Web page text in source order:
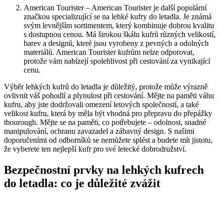
American Tourister – American Tourister je další populární
značkou specializující se na lehké kufry do letadla. Je známá
svým levnějším sortimentem, který kombinuje dobrou kvalitu
s dostupnou cenou. Má širokou škálu kufrů různých velikostí,
barev a designů, které jsou vyrobeny z pevných a odolných
materiálů. American Tourister kufrům nelze odporovat,
protože vám nabízejí spolehlivost při cestování za vynikající
cenu.
Výběr lehkých kufrů do letadla je důležitý, protože může výrazně
ovlivnit váš pohodlí a plynulost při cestování. Mějte na paměti váhu
kufru, aby jste dodržovali omezení letových společností, a také
velikost kufru, která by měla být vhodná pro přepravu do přepážky
thourough. Mějte se na paměti, co potřebujete – odolnost, snadné
manipulování, ochranu zavazadel a zábavný design. S našimi
doporučeními od odborníků se nemůžete splést a budete mít jistotu,
že vyberete ten nejlepší kufr pro své letecké dobrodružství.
Bezpečnostní prvky na lehkých kufrech
do letadla: co je důležité zvážit